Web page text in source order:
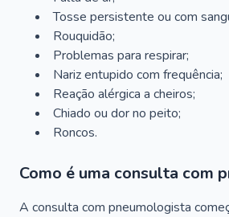
Tosse persistente ou com
Rouquidão;
Problemas para respirar;
Nariz entupido com frequência;
Reação alérgica a cheiros;
Chiado ou dor no peito;
Roncos.
Como é uma consulta com
A consulta com pneumologista